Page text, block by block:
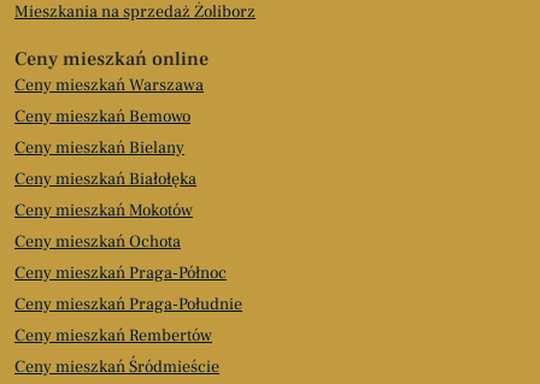
Mieszkania na sprzedaż Żoliborz
Ceny mieszkań online
Ceny mieszkań Warszawa
Ceny mieszkań Bemowo
Ceny mieszkań Bielany
Ceny mieszkań Białołęka
Ceny mieszkań Mokotów
Ceny mieszkań Ochota
Ceny mieszkań Praga-Północ
Ceny mieszkań Praga-Południe
Ceny mieszkań Rembertów
Ceny mieszkań Śródmieście